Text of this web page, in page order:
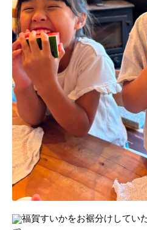
福賀すいかをお裾分けしてい